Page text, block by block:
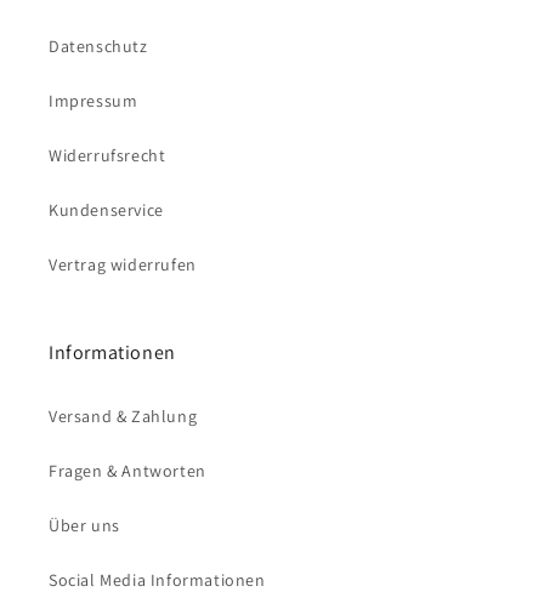
Datenschutz
Impressum
Widerrufsrecht
Kundenservice
Vertrag widerrufen
Informationen
Versand & Zahlung
Fragen & Antworten
Über uns
Social Media Informationen